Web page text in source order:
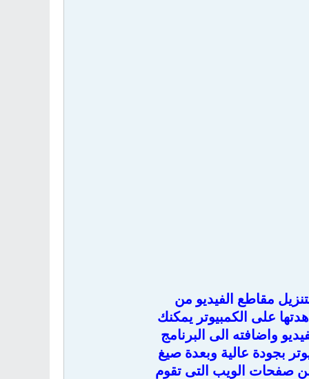
مقاطع الفيديو من
على الكمبيوتر يمكنك
واضافته الى البرنامج
بجودة عالية وبعدة صيغ
صفحات الويب التى تقوم